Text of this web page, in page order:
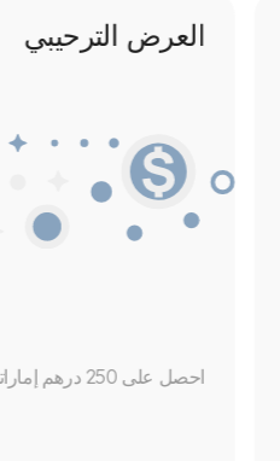
الحياة
على الثانية مجانًا -
مجانيتان شهريًا